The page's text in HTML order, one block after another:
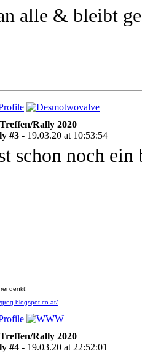
alle & bleibt
Rally 2020
#3 - 19.03.20 at 10:53:54
schon noch ein
denkt!
Rally 2020
#4 - 19.03.20 at 22:52:01